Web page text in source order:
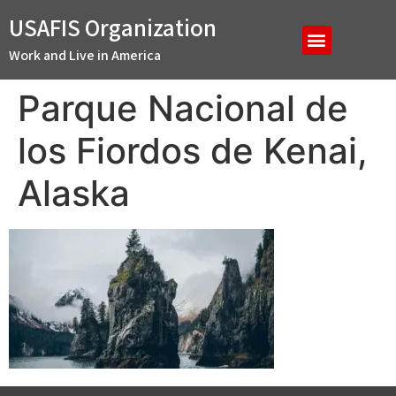
USAFIS Organization
Work and Live in America
Parque Nacional de
los Fiordos de Kenai,
Alaska